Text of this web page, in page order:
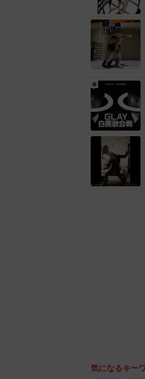
1992年から翌
多く、そのう
した『HK 変
がそれだ。
あんどは「漫
たのは本当に
方々が『究極!!
気になるキー